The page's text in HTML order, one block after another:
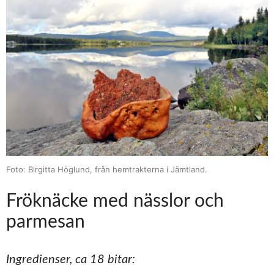
Foto: Birgitta Höglund, från hemtrakterna i Jämtland.
Fröknäcke med nässlor och
parmesan
Ingredienser, ca 18 bitar: